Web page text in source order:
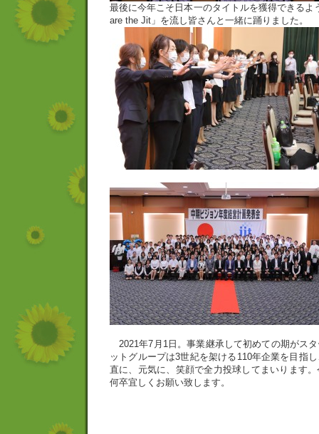
最後に今年こそ日本一のタイトルを獲得できるよ
are the Jit」を流し皆さんと一緒に踊りました。
2021年7月1日。事業継承して初めての期がス
ットグループは3世紀を架ける110年企業を目指
直に、元気に、笑顔で全力投球してまいります
何卒宜しくお願い致します。